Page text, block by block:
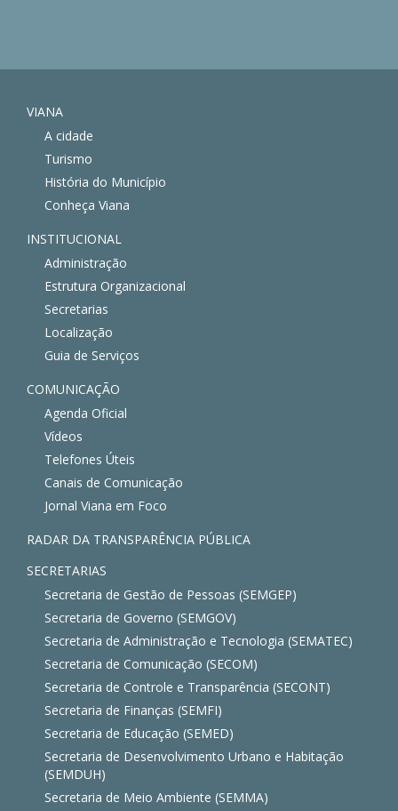
VIANA
A cidade
Turismo
História do Município
Conheça Viana
INSTITUCIONAL
Administração
Estrutura Organizacional
Secretarias
Localização
Guia de Serviços
COMUNICAÇÃO
Agenda Oficial
Vídeos
Telefones Úteis
Canais de Comunicação
Jornal Viana em Foco
RADAR DA TRANSPARÊNCIA PÚBLICA
SECRETARIAS
Secretaria de Gestão de Pessoas (SEMGEP)
Secretaria de Governo (SEMGOV)
Secretaria de Administração e Tecnologia (SEMATEC)
Secretaria de Comunicação (SECOM)
Secretaria de Controle e Transparência (SECONT)
Secretaria de Finanças (SEMFI)
Secretaria de Educação (SEMED)
Secretaria de Desenvolvimento Urbano e Habitação
(SEMDUH)
Secretaria de Meio Ambiente (SEMMA)